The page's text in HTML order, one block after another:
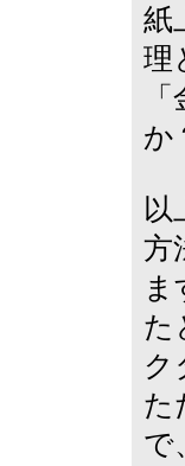
紙
理
か
以
方
ま
た
ク
た
で